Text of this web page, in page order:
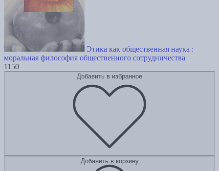
Этика как общественная наука :
моральная философия общественного сотрудничества
1150
Добавить в избранное
Добавить в корзину